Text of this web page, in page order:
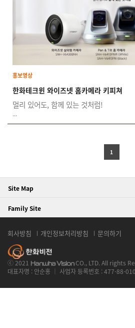
홍보영상
한화테크윈 와이즈넷 홈카메라 키피쳐
멀리 있어도, 함께 있는 것처럼!
...
1
Site Map
Family Site
회사방침 개인정보처리방침 문의하기
ⓒ 2021 Hanwha VisionCO., LTD. All rights
대표자명 : 안순홍 ｜ 사업자 등록번호 : 477-88-